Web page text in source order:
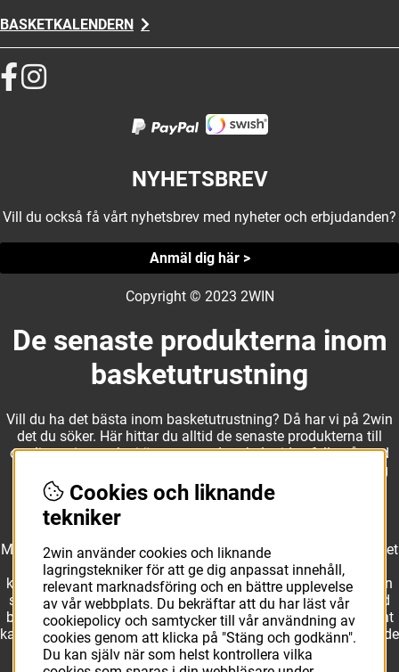
BASKETKALENDERN
NYHETSBREV
Vill du också få vårt nyhetsbrev med nyheter och erbjudanden?
Anmäl dig här >
Copyright © 2023 2WIN
De senaste produkterna inom
basketutrustning
Vill du ha det bästa inom basketutrustning? Då har vi på 2win
det du söker. Här hittar du alltid de senaste produkterna till
otroliga priser, och vi är noga med att hela tiden fylla på med
nyheter i webbshopen. Det gör oss till ett naturligt val för dig
som vill ha utrustning som överträffar alla andra märken.
Med ett av Sveriges största kläd- och skosortiment inom basket
kan vi erbjuda allt som du eller din klubb behöver. Välj ut
kvalitativa basketbollar och basketskor från välkända märken
som Molten, Nike, Adidas och Spalding och komplettera med
basketkläder från Jordan. I vårt breda och prisvärda sortiment
kan vi erbjuda matchkläder som ger maximal rörelsefrihet, både
på och utanför planen. Oavsett vad du behöver för
basketutrustning kan du vara säker på att hitta den här.
Cookies och liknande
tekniker
2win använder cookies och liknande
lagringstekniker för att ge dig anpassat innehåll,
relevant marknadsföring och en bättre upplevelse
av vår webbplats. Du bekräftar att du har läst vår
cookiepolicy och samtycker till vår användning av
cookies genom att klicka på "Stäng och godkänn".
Du kan själv när som helst kontrollera vilka